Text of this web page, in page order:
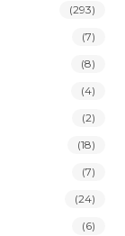
(293)
(7)
(8)
(4)
(2)
(18)
(7)
(24)
(6)